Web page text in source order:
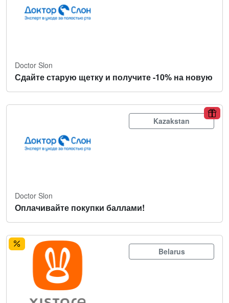
Doctor Slon
Сдайте старую щетку и получите -10% на новую
Kazakstan
Doctor Slon
Оплачивайте покупки баллами!
Belarus